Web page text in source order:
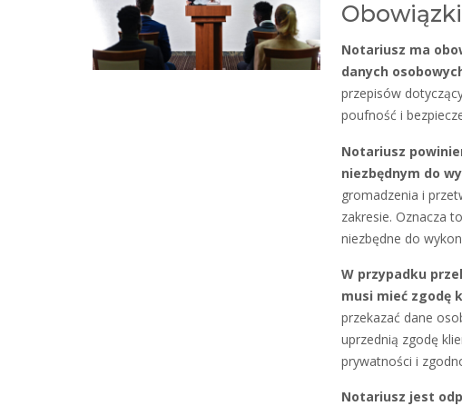
Notariusz ma
danych
przepisów
poufność i
Notariusz
niezbędnym do
gromadzenia i
zakresie. Oznacza
niezbędne do
W przypadku
musi mieć zgodę
przekazać dane
uprzednią zgodę
prywatności i
Notariusz jest